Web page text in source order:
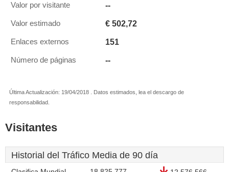
Valor por visitante --
Valor estimado € 502,72
Enlaces externos 151
Número de páginas --
Última Actualización: 19/04/2018 . Datos estimados, lea el descargo de
responsabilidad.
Visitantes
Historial del Tráfico Media de 90 día